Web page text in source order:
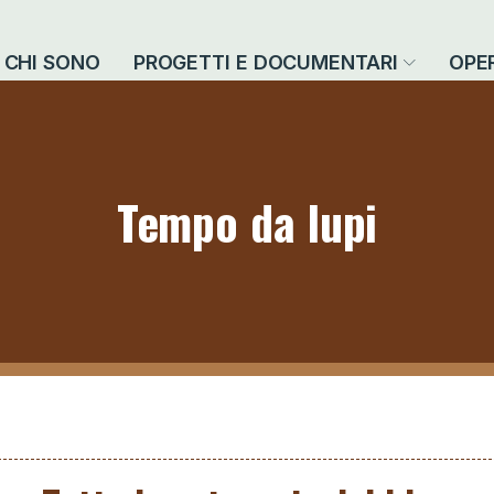
CHI SONO PROGETTI E DOCUMENTARI
Tempo da lupi